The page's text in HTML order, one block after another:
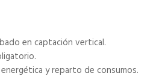
en captación vertical.
y reparto de consumos.